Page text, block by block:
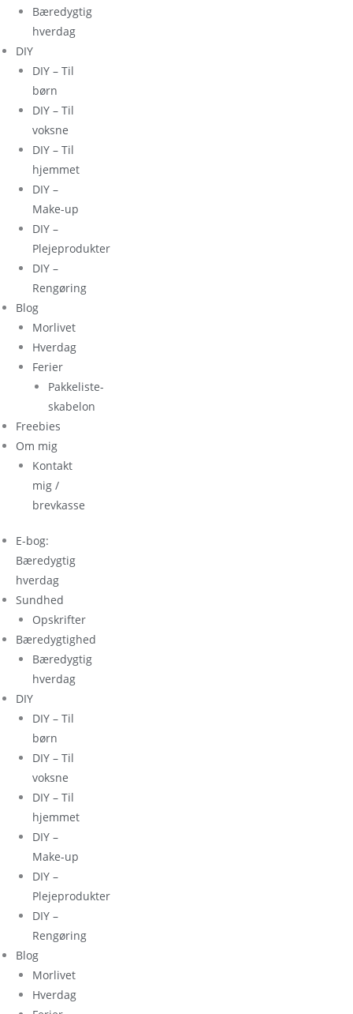
Bæredygtig
hverdag
DIY
DIY – Til
børn
DIY – Til
voksne
DIY – Til
hjemmet
DIY –
Make-up
DIY –
Plejeprodukter
DIY –
Rengøring
Blog
Morlivet
Hverdag
Ferier
Pakkeliste-
skabelon
Freebies
Om mig
Kontakt
mig /
brevkasse
E-bog:
Bæredygtig
hverdag
Sundhed
Opskrifter
Bæredygtighed
Bæredygtig
hverdag
DIY
DIY – Til
børn
DIY – Til
voksne
DIY – Til
hjemmet
DIY –
Make-up
DIY –
Plejeprodukter
DIY –
Rengøring
Blog
Morlivet
Hverdag